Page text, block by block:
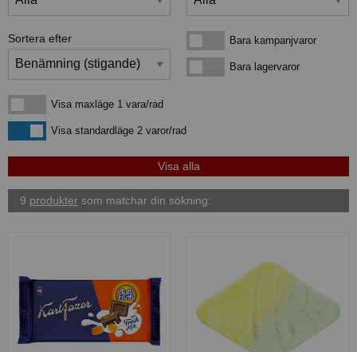
Sortera efter Bara kampanjvarorBara kampanjvaror
Bara lagervarorBara lagervaror
Visa maxläge 1 vara/rad
Visa maxläge 1 vara/rad
Visa standardlägeVisa standardläge 2 varor/rad
9 produkter som matchar din sökning: